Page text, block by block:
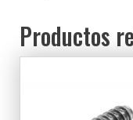
Productos